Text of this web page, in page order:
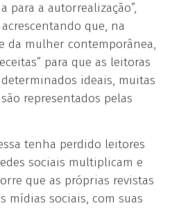
para a autorrealização”,
que, na
da mulher contemporânea,
para que as leitoras
ideais, muitas
representados pelas
tenha perdido leitores
sociais multiplicam e
que as próprias revistas
mídias sociais, com suas